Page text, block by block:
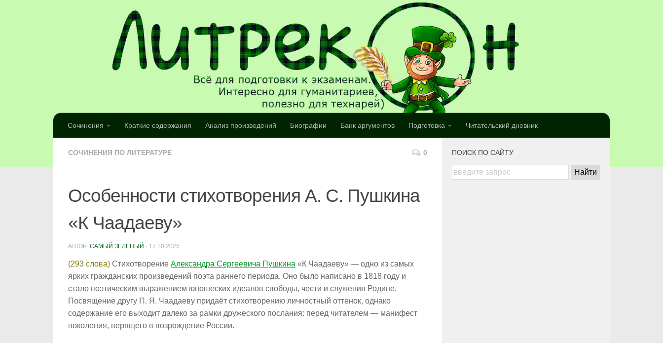
Сочинения Краткие содержания Анализ произведений Биографии Банк аргументов Подготовка Читательский дневник
СОЧИНЕНИЯ ПО ЛИТЕРАТУРЕ 0
Особенности стихотворения А. С. Пушкина
«К Чаадаеву»
АВТОР: САМЫЙ ЗЕЛЁНЫЙ · 17.10.2025
(293 слова) Стихотворение Александра Сергеевича Пушкина «К Чаадаеву» — одно из самых
ярких гражданских произведений поэта раннего периода. Оно было написано в 1818 году и
стало поэтическим выражением юношеских идеалов свободы, чести и служения Родине.
Посвящение другу П. Я. Чаадаеву придаёт стихотворению личностный оттенок, однако
содержание его выходит далеко за рамки дружеского послания: перед читателем — манифест
поколения, верящего в возрождение России.
ПОИСК ПО САЙТУ